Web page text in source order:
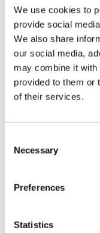
We use cookies to
provide social
We also share
our social media,
may combine it with
provided to them or
of their services.
Selection
Necessary
Preferences
Statistics
Attività
and dancing,
Lo sapevi
contenute, è
centro storico
spontanee quasi